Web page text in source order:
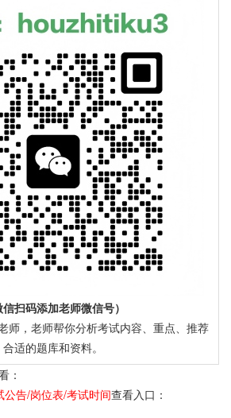
信扫码添加老师微信号）
师，老师帮你分析考试内容、重点、推荐
合适的题库和资料。
：
告/岗位表/考试时间查看入口：